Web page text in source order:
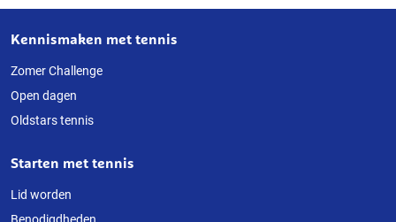
Over
deze
website
Kennismaken met tennis
Zomer Challenge
Open dagen
Oldstars tennis
Starten met tennis
Lid worden
Benodigdheden